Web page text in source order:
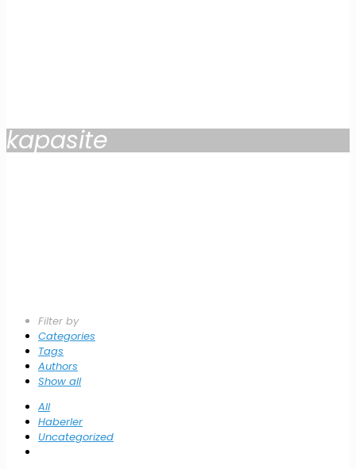
kapasite
Filter by
Categories
Tags
Authors
Show all
All
Haberler
Uncategorized